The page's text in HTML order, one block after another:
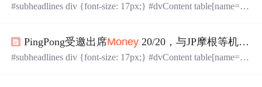
#subheadlines div {font-size: 17px;} #dvContent table[name=lo
PingPong受邀出席Money 20/20，与JP摩根等机构共话跨境
#subheadlines div {font-size: 17px;} #dvContent table[name=lo